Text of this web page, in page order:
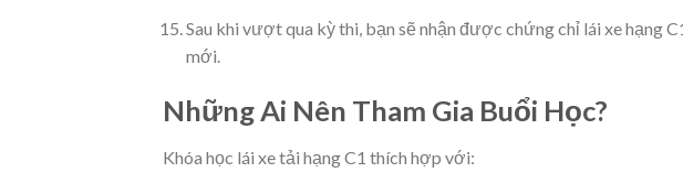
Sau khi vượt qua kỳ thi, bạn sẽ nhận được chứng chỉ lái xe hạng
mới.
Những Ai Nên Tham Gia Buổi Học?
Khóa học lái xe tải hạng C1 thích hợp với: